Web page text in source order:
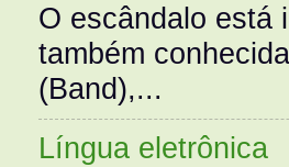
O escândalo está
também
(Band),...
Língua eletrônica